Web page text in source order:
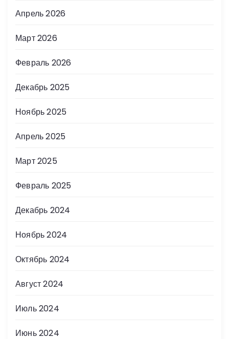
Апрель 2026
Март 2026
Февраль 2026
Декабрь 2025
Ноябрь 2025
Апрель 2025
Март 2025
Февраль 2025
Декабрь 2024
Ноябрь 2024
Октябрь 2024
Август 2024
Июль 2024
Июнь 2024